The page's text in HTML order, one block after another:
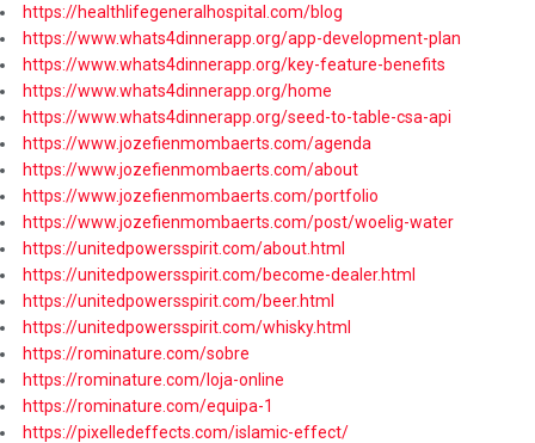
https://healthlifegeneralhospital.com/blog
https://www.whats4dinnerapp.org/app-development-plan
https://www.whats4dinnerapp.org/key-feature-benefits
https://www.whats4dinnerapp.org/home
https://www.whats4dinnerapp.org/seed-to-table-csa-api
https://www.jozefienmombaerts.com/agenda
https://www.jozefienmombaerts.com/about
https://www.jozefienmombaerts.com/portfolio
https://www.jozefienmombaerts.com/post/woelig-water
https://unitedpowersspirit.com/about.html
https://unitedpowersspirit.com/become-dealer.html
https://unitedpowersspirit.com/beer.html
https://unitedpowersspirit.com/whisky.html
https://rominature.com/sobre
https://rominature.com/loja-online
https://rominature.com/equipa-1
https://pixelledeffects.com/islamic-effect/